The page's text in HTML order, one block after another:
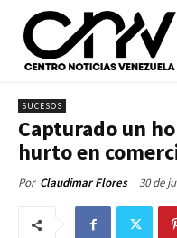
SUCESOS
Capturado un
hurto en
Por Claudimar Flores 30 de